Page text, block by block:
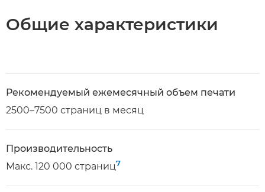
Общие характеристики
Рекомендуемый ежемесячный объем печати
2500–7500 страниц в месяц
Производительность
Макс. 120 000 страниц7